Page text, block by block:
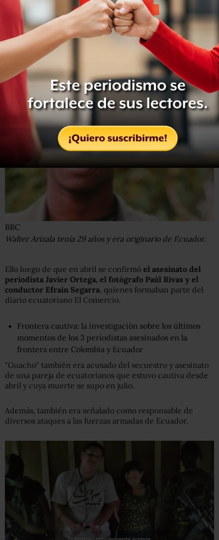
reintegraron a la vida civil como parte del acuerdo de
Uno de los más buscados
Arizala, quien nació en Ecuador, era uno de los hombres
más buscados, tanto por las autoridades colombianas
como las ecuatorianas.
BBC
Walter Arizala tenía 29 años y era originario de Ecuador.
Ello luego de que en abril se confirmó el asesinato del
periodista Javier Ortega, el fotógrafo Paúl Rivas y el
conductor Efraín Segarra, quienes formaban parte del
diario ecuatoriano El Comercio.
Frontera cautiva: la investigación sobre los últimos
momentos de los 3 periodistas asesinados en la
frontera entre Colombia y Ecuador
"Guacho" también era acusado del secuestro y asesinato
de una pareja de ecuatorianos que estuvo cautiva desde
abril y cuya muerte se supo en julio.
Además, también era señalado como responsable de
diversos ataques a las fuerzas armadas de Ecuador.